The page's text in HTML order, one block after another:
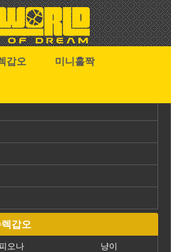
갑오
미니홀짝
갑오
오나 냥이